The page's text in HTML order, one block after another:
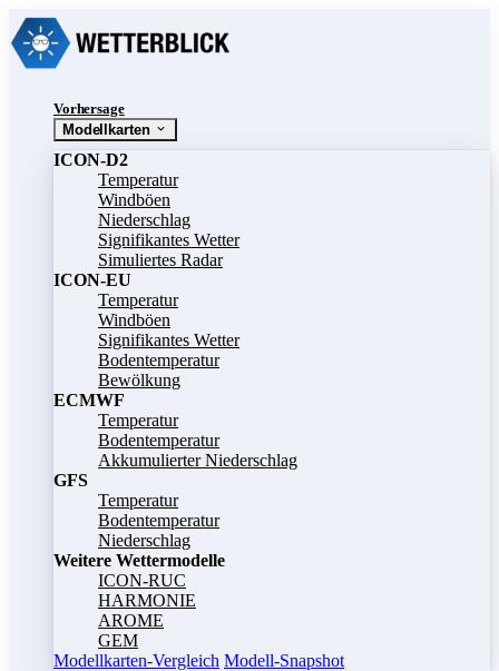
Vorhersage
Modellkarten
ICON-D2
Temperatur
Windböen
Niederschlag
Signifikantes Wetter
Simuliertes Radar
ICON-EU
Temperatur
Windböen
Signifikantes Wetter
Bodentemperatur
Bewölkung
ECMWF
Temperatur
Bodentemperatur
Akkumulierter Niederschlag
GFS
Temperatur
Bodentemperatur
Niederschlag
Weitere Wettermodelle
ICON-RUC
HARMONIE
AROME
GEM
Modellkarten-Vergleich Modell-Snapshot